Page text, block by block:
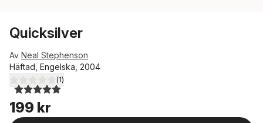
Quicksilver
Av Neal Stephenson
Häftad, Engelska, 2004
5,0utav 5 stjärnor. Totalt antal röster:
(1)
199 kr